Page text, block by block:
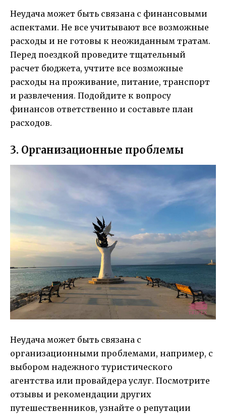
Неудача может быть связана с финансовыми
аспектами. Не все учитывают все возможные
расходы и не готовы к неожиданным тратам.
Перед поездкой проведите тщательный
расчет бюджета, учтите все возможные
расходы на проживание, питание, транспорт
и развлечения. Подойдите к вопросу
финансов ответственно и составьте план
расходов.
3. Организационные проблемы
Неудача может быть связана с
организационными проблемами, например, с
выбором надежного туристического
агентства или провайдера услуг. Посмотрите
отзывы и рекомендации других
путешественников, узнайте о репутации